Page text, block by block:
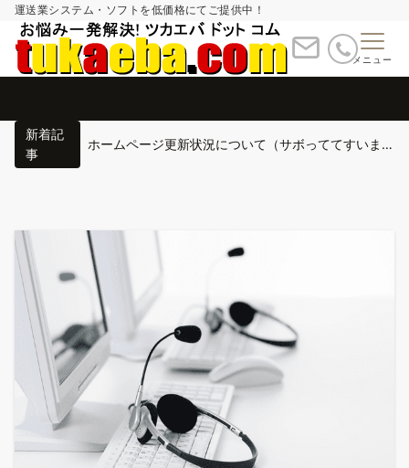
運送業システム・ソフトを低価格にてご提供中！
メニュー
新着記
事
インボイス対応入れ替え作業日申し込み8月から
運送業システムを外出先や営業所で利用する方法